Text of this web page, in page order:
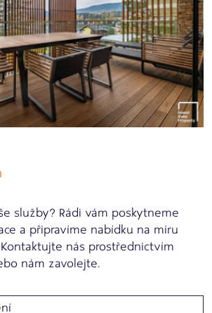
služby? Rádi vám poskytneme
a připravíme nabídku na míru
nás prostřednictvím
nám zavolejte.